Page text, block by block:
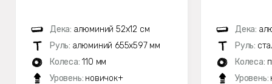
Дека: алюминий 52х12 см
Руль: алюминий 655х597 мм
Колеса: 110 мм
Уровень: новичок+
Дека:
Руль:
Колеса:
Уровень: